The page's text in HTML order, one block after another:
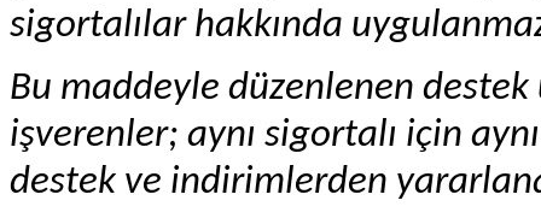
sigortalılar hakkında
Bu maddeyle düzenlenen
işverenler; aynı sigortalı için
destek ve indirimlerden